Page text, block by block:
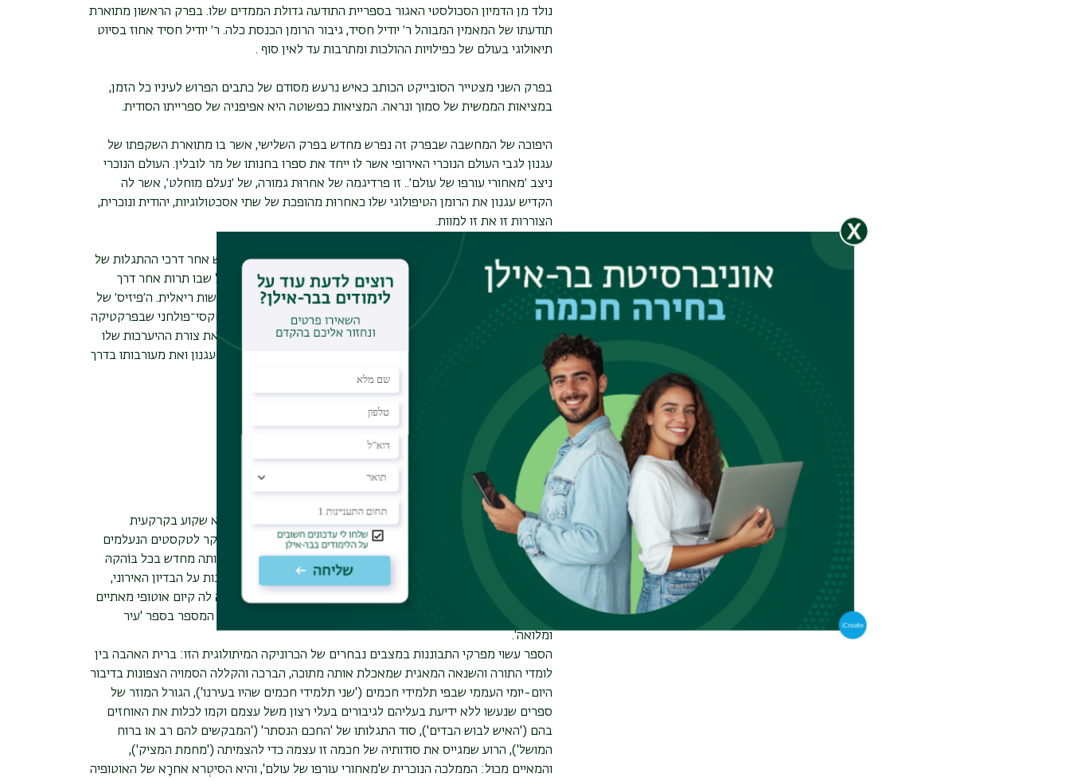
נולד מן הדמיון הסכולסטי האגור בספריית התודעה גדולת הממדים שלו. בפרק הראשון מתוארת
תודעתו של המאמין המבוהל ר׳ יודיל חסיד, גיבור הרומן הכנסת כלה. ר׳ יודיל חסיד אחוז בסיוט
תיאולוגי בעולם של כפילויות ההולכות ומתרבות עד לאין סוף .
בפרק השני מצטייר הסובייקט הכותב כאיש נרעש מסודם של כתבים הפרוש לעיניו כל הזמן,
במציאות הממשית של סמוך ונראה. המציאות כפשוטה היא אפיפניה של ספרייתו הסודית.
היפוכה של המחשבה שבפרק זה נפרש מחדש בפרק השלישי, אשר בו מתוארת השקפתו של
עגנון לגבי העולם הנוכרי האירופי אשר לו ייחד את ספרו בחנותו של מר לובלין. העולם הנוכרי
ניצב ׳מאחורי עורפו של עולם׳.. זו פרדיגמה של אחרוּת גמורה, של ׳נעלם מוחלט׳, אשר לה
הקדיש עגנון את הרומן הטיפולוגי שלו כאחרוּת מהופכת של שתי אסכטולוגיות, יהודית ונוכרית,
הצוררות זו את זו למוות.
בפרק המחשבה הרביעי , ׳מחשבת הספר׳ המפותלת של עגנון המחפש אחר דרכי ההתגלות של
הספר כממשות שהמציאות מחביאה ׳תחת אבן אחת׳. עיני הביבליופיל שבו תרות אחר דרך
היעשותו של הספר מ׳דבר׳ גנוז לחפץ בעל מאנה, למכונן מציאות וממשות ריאלית. ה׳פיזיס׳ של
הספר , היא ההירָאוּת של המטפיזיקה שלו. עבודת הספר היא מעשה טקסי־פולחני שבפרקטיקה
שלו מגולמת 'המטפיזיקה המשתמעת' של הסובייקט הכותב ומסמנת את צורת ההיערכות שלו
בעולם הממשי. הפרק סוקר את מהדורותיהם הביבליופיליות של כתבי עגנון ואת מעורבותו בדרך
היעשותן.
פרופ' אבידב ליפסקר, מחשבות על עגנון
הספר זכה בפרס - ס. יזהר - 2017.
פרקי הספר הם מקטעי מחשבה על מה שאינו בדיוני ואינו מומצא, והוא שקוע בקרקעית
הכרוניקה המיתולוגית שברא עגנון ככתב זיכרון לקהילה היהודית ובעיקר לטקסטים הנעלמים
שלה. ממשות זו שכוסתה באבק ארכיאולוגי, עגנון נושף עליה ומציב אותה מחדש בכל בּוֹהקהּ
הממשי, שהוא תמיד מפליא יותר מכל משמעות נכפלת שמגלה הפרשנות על הבדיון האירוני,
כביכול, של עגנון. זו בעיקר הממשות של הערצת ממלכת התורה שהיה לה קיום אוטופי מאתיים
שנה בימי 'ועד ארבע ארצות', ואשר רעש קריסתה מהדהד עדיין באזני המספר בספר 'עיר
ומלואה'.
הספר עשוי מפרקי התבוננות במצבים נבחרים של הכרוניקה המיתולוגית הזו: ברית האהבה בין
לומדי התורה והשנאה המאגית שמאכלת אותה מתוכה, הברכה והקללה הסמויה הצפונות בדיבור
היום-יומי העממי שבפי תלמידי חכמים ('שני תלמידי חכמים שהיו בעירנו'), הגורל המוזר של
ספרים שנעשו ללא ידיעת בעליהם לגיבורים בעלי רצון משל עצמם וקמו לכלות את האוחזים
בהם ('האיש לבוש הבדים'), סוד התגלותו של 'החכם הנסתר' ('המבקשים להם רב או ברוח
המושל'), הרוע שמגייס את סודותיה של חכמה זו עצמה כדי להצמיתה ('מחמת המציק'),
והמאיים מכול: הממלכה הנוכרית ש'מאחורי עורפו של עולם', והיא הסיטְרא אחרָא של האוטופיה